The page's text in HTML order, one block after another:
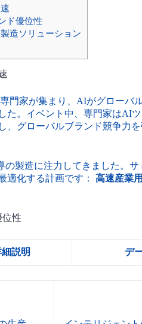
ド優位性
造ソリューション
門家が集まり、AIがグローバ
た。イベント中、専門家はAI
、グローバルブランド競争力
の製造に注力してきました。
適化する計画です： 高速産業
位性
説明 デ